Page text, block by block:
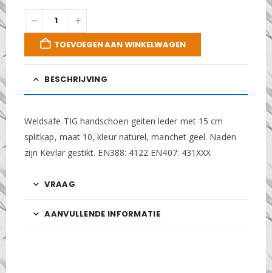
TOEVOEGEN AAN WINKELWAGEN
BESCHRIJVING
Weldsafe TIG handschoen geiten leder met 15 cm
splitkap, maat 10, kleur naturel, manchet geel. Naden
zijn Kevlar gestikt. EN388: 4122 EN407: 431XXX
VRAAG
AANVULLENDE INFORMATIE